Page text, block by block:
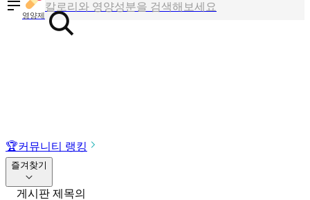
영양제
혈당 · 다이어트 음식 검색해보세요
음식 · 영양제 리뷰를 찾아보세요
🏆커뮤니티 랭킹
즐겨찾기
게시판 제목의